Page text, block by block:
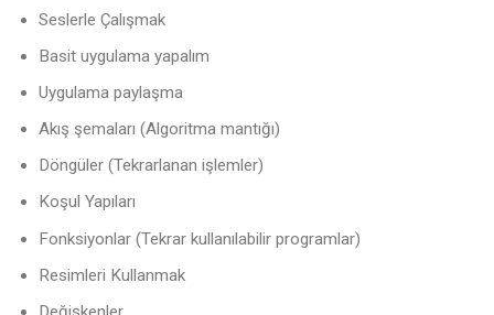
Seslerle Çalışmak
Basit uygulama yapalım
Uygulama paylaşma
Akış şemaları (Algoritma mantığı)
Döngüler (Tekrarlanan işlemler)
Koşul Yapıları
Fonksiyonlar (Tekrar kullanılabilir programlar)
Resimleri Kullanmak